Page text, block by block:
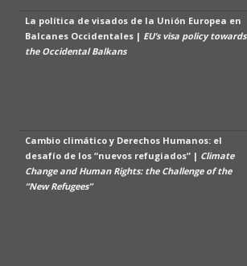
La política de visados de la Unión Europea en
Balcanes Occidentales | EU’s visa policy towards
the Occidental Balkans
Cambio climático y Derechos Humanos: el
desafío de los “nuevos refugiados” | Climate
Change and Human Rights: the Challenge of the
“New Refugees”